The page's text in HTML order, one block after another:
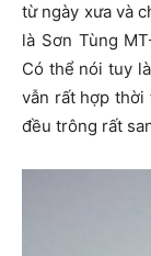
từ ngày xưa và
là Sơn Tùng
Có thể nói tuy
vẫn rất hợp thời
đều trông rất